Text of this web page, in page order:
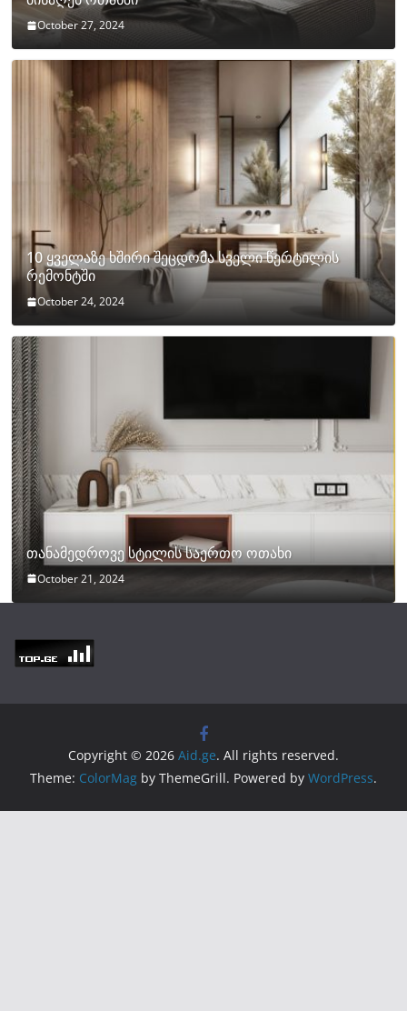
October 27, 2024
10 ყველაზე ხშირი შეცდომა სველი წერტილის
რემონტში
October 24, 2024
თანამედროვე სტილის საერთო ოთახი
October 21, 2024
Copyright © 2026 Aid.ge. All rights reserved.
Theme: ColorMag by ThemeGrill. Powered by WordPress.